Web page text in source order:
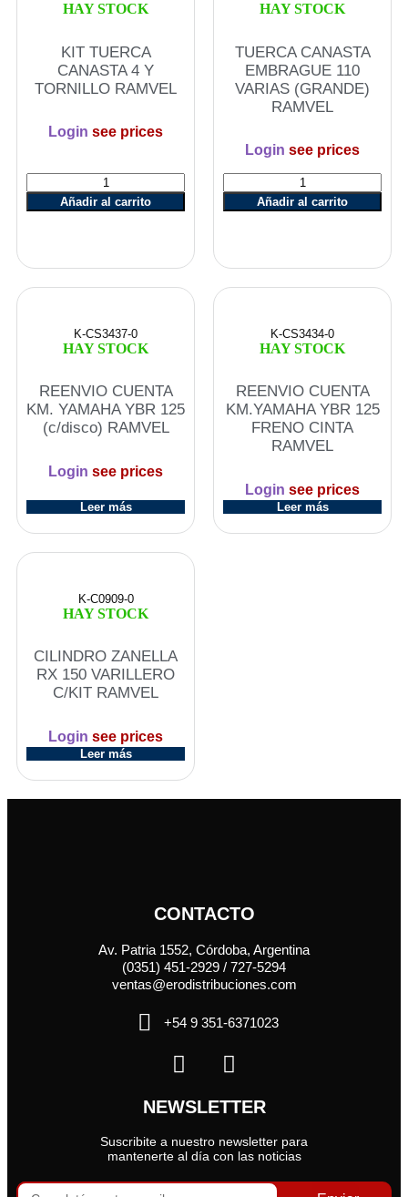
HAY STOCK
KIT TUERCA
CANASTA 4 Y
TORNILLO RAMVEL
Login see prices
Añadir al carrito
HAY STOCK
TUERCA CANASTA
EMBRAGUE 110
VARIAS (GRANDE)
RAMVEL
Login see prices
Añadir al carrito
K-CS3437-0
HAY STOCK
REENVIO CUENTA
KM. YAMAHA YBR 125
(c/disco) RAMVEL
Login see prices
Leer más
K-CS3434-0
HAY STOCK
REENVIO CUENTA
KM.YAMAHA YBR 125
FRENO CINTA
RAMVEL
Login see prices
Leer más
K-C0909-0
HAY STOCK
CILINDRO ZANELLA
RX 150 VARILLERO
C/KIT RAMVEL
Login see prices
Leer más
CONTACTO
Av. Patria 1552, Córdoba, Argentina
(0351) 451-2929 / 727-5294
ventas@erodistribuciones.com
+54 9 351-6371023
NEWSLETTER
Suscribite a nuestro newsletter para
mantenerte al día con las noticias